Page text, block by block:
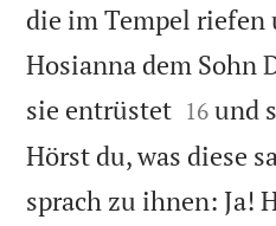
die im Tempel riefen
Hosianna dem Sohn
sie entrüstet
16 und
Hörst du, was diese
sprach zu ihnen: Ja!